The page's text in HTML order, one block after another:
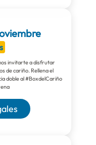
invitarte a disfrutar
de cariño. Rellena el
doble al #BoxdelCariño